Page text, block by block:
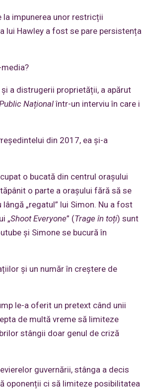
impunerea unor restricții
lui Hawley a fost se pare persistența
a distrugerii proprietății, a apărut
Naționalîntr-un interviu în care i
din 2017, ea și-a
o bucată din centrul orașului
o parte a orașului fără să se
„regatul” lui Simon. Nu a fost
„Shoot Everyone” (Trage în toți) sunt
și Simone se bucură în
și un număr în creștere de
le-a oferit un pretext când unii
de multă vreme să limiteze
stângii doar genul de criză
guvernării, stânga a decis
oponenții ci să limiteze posibilitatea